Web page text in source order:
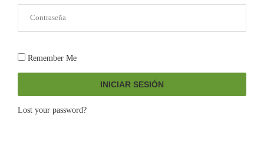
Remember Me
INICIAR SESIÓN
Lost your password?